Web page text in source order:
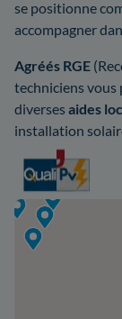
se positionne
accompagner
Agréés RGE
techniciens vous
diverses aides
installation